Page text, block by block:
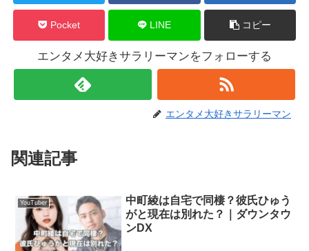
Pocket LINE コピー
エンタメ大好きサラリーマンをフォローする
エンタメ大好きサラリーマン
関連記事
YouTuber
中町綾は自宅で同棲？彼氏ひゅう
がと現在は別れた？｜ダウンタウ
ンDX